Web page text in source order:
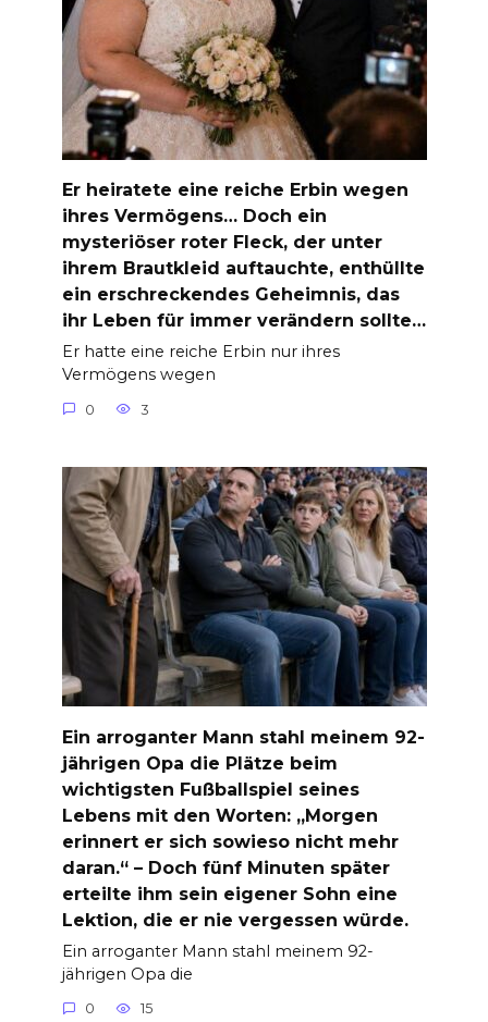
Er heiratete eine reiche Erbin wegen
ihres Vermögens… Doch ein
mysteriöser roter Fleck, der unter
ihrem Brautkleid auftauchte, enthüllte
ein erschreckendes Geheimnis, das
ihr Leben für immer verändern sollte…
Er hatte eine reiche Erbin nur ihres
Vermögens wegen
0 3
Ein arroganter Mann stahl meinem 92-
jährigen Opa die Plätze beim
wichtigsten Fußballspiel seines
Lebens mit den Worten: „Morgen
erinnert er sich sowieso nicht mehr
daran.“ – Doch fünf Minuten später
erteilte ihm sein eigener Sohn eine
Lektion, die er nie vergessen würde.
Ein arroganter Mann stahl meinem 92-
jährigen Opa die
0 15